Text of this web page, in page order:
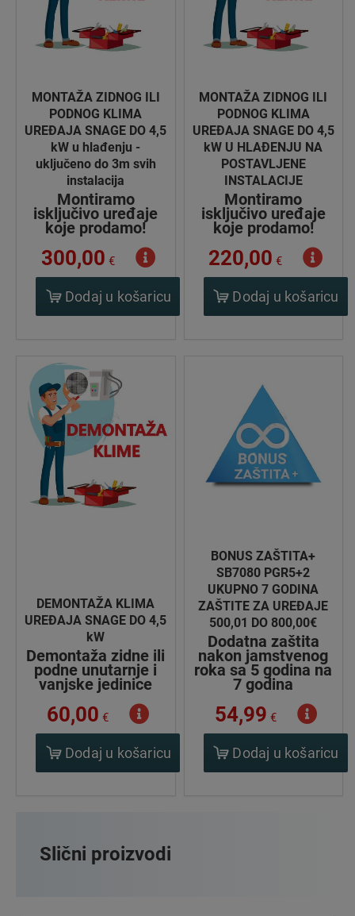
MONTAŽA ZIDNOG ILI
PODNOG KLIMA
UREĐAJA SNAGE DO 4,5
kW u hlađenju -
uključeno do 3m svih
instalacija
Montiramo
isključivo uređaje
koje prodamo!
300,00 €
Dodaj u košaricu
MONTAŽA ZIDNOG ILI
PODNOG KLIMA
UREĐAJA SNAGE DO 4,5
kW U HLAĐENJU NA
POSTAVLJENE
INSTALACIJE
Montiramo
isključivo uređaje
koje prodamo!
220,00 €
Dodaj u košaricu
DEMONTAŽA KLIMA
UREĐAJA SNAGE DO 4,5
kW
Demontaža zidne ili
podne unutarnje i
vanjske jedinice
60,00 €
Dodaj u košaricu
BONUS ZAŠTITA+
SB7080 PGR5+2
UKUPNO 7 GODINA
ZAŠTITE ZA UREĐAJE
500,01 DO 800,00€
Dodatna zaštita
nakon jamstvenog
roka sa 5 godina na
7 godina
54,99 €
Dodaj u košaricu
Slični proizvodi